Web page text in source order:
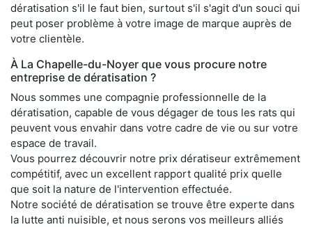
dératisation s'il le faut bien, surtout s'il s'agit d'un souci qui
peut poser problème à votre image de marque auprès de
votre clientèle.
À La Chapelle-du-Noyer que vous procure notre
entreprise de dératisation ?
Nous sommes une compagnie professionnelle de la
dératisation, capable de vous dégager de tous les rats qui
peuvent vous envahir dans votre cadre de vie ou sur votre
espace de travail.
Vous pourrez découvrir notre prix dératiseur extrêmement
compétitif, avec un excellent rapport qualité prix quelle
que soit la nature de l'intervention effectuée.
Notre société de dératisation se trouve être experte dans
la lutte anti nuisible, et nous serons vos meilleurs alliés